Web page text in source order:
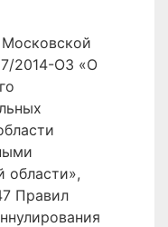
2014-ОЗ «О
области»,
Правил